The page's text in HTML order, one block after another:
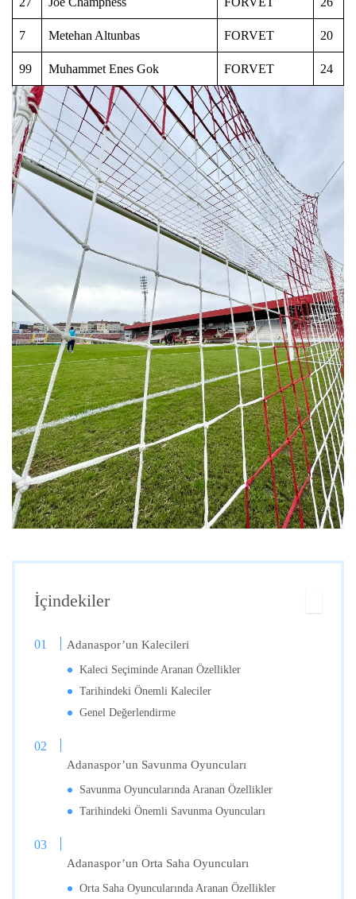
7 Metehan Altunbas FORVET 20
99 Muhammet Enes Gok FORVET 24
İçindekiler
Adanaspor’un Kalecileri
Kaleci Seçiminde Aranan Özellikler
Tarihindeki Önemli Kaleciler
Genel Değerlendirme
Adanaspor’un Savunma Oyuncuları
Savunma Oyuncularında Aranan Özellikler
Tarihindeki Önemli Savunma Oyuncuları
Adanaspor’un Orta Saha Oyuncuları
Orta Saha Oyuncularında Aranan Özellikler